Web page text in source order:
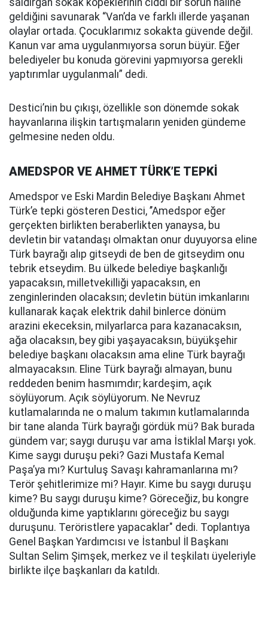
geldiğini savunarak “Van’da ve farklı illerde yaşanan
olaylar ortada. Çocuklarımız sokakta güvende değil.
Kanun var ama uygulanmıyorsa sorun büyür. Eğer
belediyeler bu konuda görevini yapmıyorsa gerekli
yaptırımlar uygulanmalı” dedi.
Destici’nin bu çıkışı, özellikle son dönemde sokak
hayvanlarına ilişkin tartışmaların yeniden gündeme
gelmesine neden oldu.
AMEDSPOR VE AHMET TÜRK’E TEPKİ
Amedspor ve Eski Mardin Belediye Başkanı Ahmet
Türk’e tepki gösteren Destici, ’’Amedspor eğer
gerçekten birlikten beraberlikten yanaysa, bu
devletin bir vatandaşı olmaktan onur duyuyorsa eline
Türk bayrağı alıp gitseydi de ben de gitseydim onu
tebrik etseydim. Bu ülkede belediye başkanlığı
yapacaksın, milletvekilliği yapacaksın, en
zenginlerinden olacaksın; devletin bütün imkanlarını
kullanarak kaçak elektrik dahil binlerce dönüm
arazini ekeceksin, milyarlarca para kazanacaksın,
ağa olacaksın, bey gibi yaşayacaksın, büyükşehir
belediye başkanı olacaksın ama eline Türk bayrağı
almayacaksın. Eline Türk bayrağı almayan, bunu
reddeden benim hasmımdır; kardeşim, açık
söylüyorum. Açık söylüyorum. Ne Nevruz
kutlamalarında ne o malum takımın kutlamalarında
bir tane alanda Türk bayrağı gördük mü? Bak burada
gündem var; saygı duruşu var ama İstiklal Marşı yok.
Kime saygı duruşu peki? Gazi Mustafa Kemal
Paşa’ya mı? Kurtuluş Savaşı kahramanlarına mı?
Terör şehitlerimize mi? Hayır. Kime bu saygı duruşu
kime? Bu saygı duruşu kime? Göreceğiz, bu kongre
olduğunda kime yaptıklarını göreceğiz bu saygı
duruşunu. Teröristlere yapacaklar" dedi. Toplantıya
Genel Başkan Yardımcısı ve İstanbul İl Başkanı
Sultan Selim Şimşek, merkez ve il teşkilatı üyeleriyle
birlikte ilçe başkanları da katıldı.